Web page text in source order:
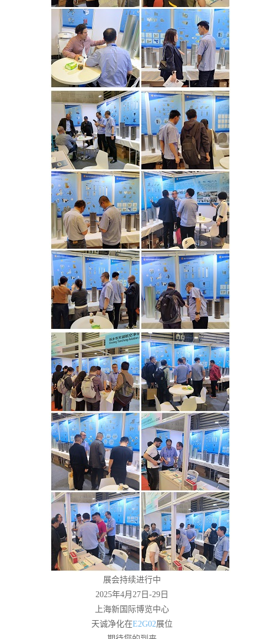
展会持续进行中
2025年4月27日-29日
上海新国际博览中心
天诚净化在E2G02展位